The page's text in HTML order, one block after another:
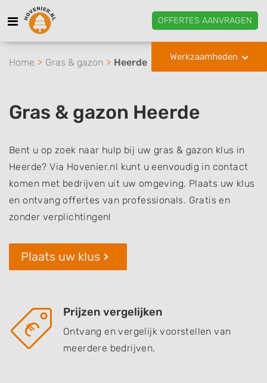
OFFERTES AANVRAGEN
Werkzaamheden
Home Gras & gazon Heerde
Gras & gazon Heerde
Bent u op zoek naar hulp bij uw gras & gazon klus in
Heerde? Via Hovenier.nl kunt u eenvoudig in contact
komen met bedrijven uit uw omgeving. Plaats uw klus
en ontvang offertes van professionals. Gratis en
zonder verplichtingen!
Plaats uw klus
Prijzen vergelijken
Ontvang en vergelijk voorstellen van
meerdere bedrijven.